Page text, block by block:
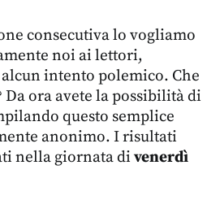
consecutiva lo vogliamo
noi ai lettori,
intento polemico. Che
Da ora avete la possibilità di
questo semplice
anonimo. I risultati
nella giornata di venerdì